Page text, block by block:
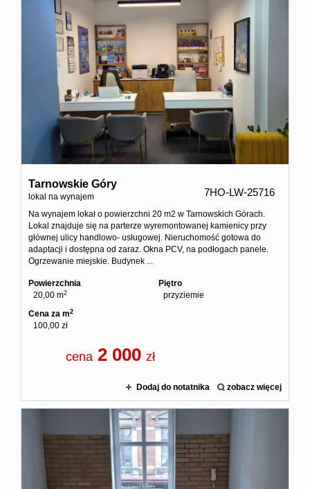
Dzialki
Lokale
Tarnowskie Góry
lokal na wynajem 7HO-LW-25716
Na wynajem lokal o powierzchni 20 m2 w Tarnowskich Górach.
Lokal znajduje się na parterze wyremontowanej kamienicy przy
głównej ulicy handlowo- usługowej. Nieruchomość gotowa do
adaptacji i dostępna od zaraz. Okna PCV, na podłogach panele.
Ogrzewanie miejskie. Budynek ...
Powierzchnia
20,00 m2
Piętro
przyziemie
Cena za m2
100,00 zł
cena 2 000 zł
Dodaj do notatnika zobacz więcej